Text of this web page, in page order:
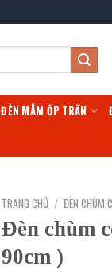
ĐÈN MÂM ỐP TRẦN
TRANG CHỦ / ĐÈN CHÙM
Đèn chùm
90cm )